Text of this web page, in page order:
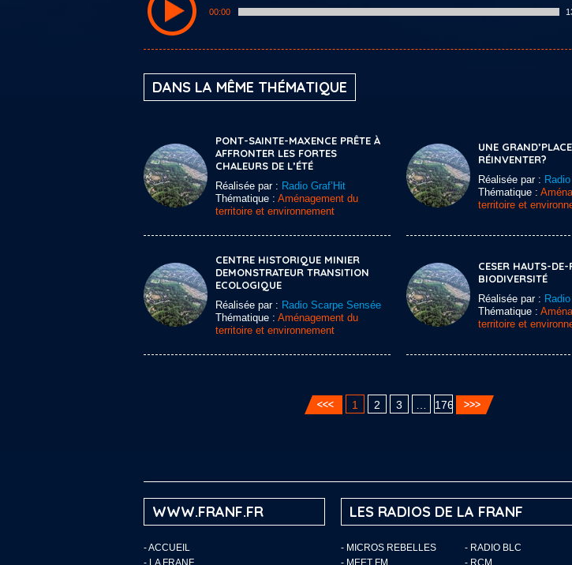
00:00
DANS LA MÊME THÉMATIQUE
PONT-SAINTE-MAXENCE PRÊTE À
AFFRONTER LES FORTES
CHALEURS DE L’ÉTÉ
Réalisée par : Radio Graf’Hit
Thématique : Aménagement du
territoire et environnement
UNE
RÉINVENTER?
Réalisée par :
Thématique :
territoire et
CENTRE HISTORIQUE MINIER
DEMONSTRATEUR TRANSITION
ECOLOGIQUE
Réalisée par : Radio Scarpe Sensée
Thématique : Aménagement du
territoire et environnement
CESER HAUTS-DE-
BIODIVERSITÉ
Réalisée par :
Thématique :
territoire et
1 2 3 176
WWW.FRANF.FR
-ACCUEIL
-
LA FRANF
LES RADIOS DE LA FRANF
- MICROS REBELLES
- RADIO BLC
- MEET FM
- RCM